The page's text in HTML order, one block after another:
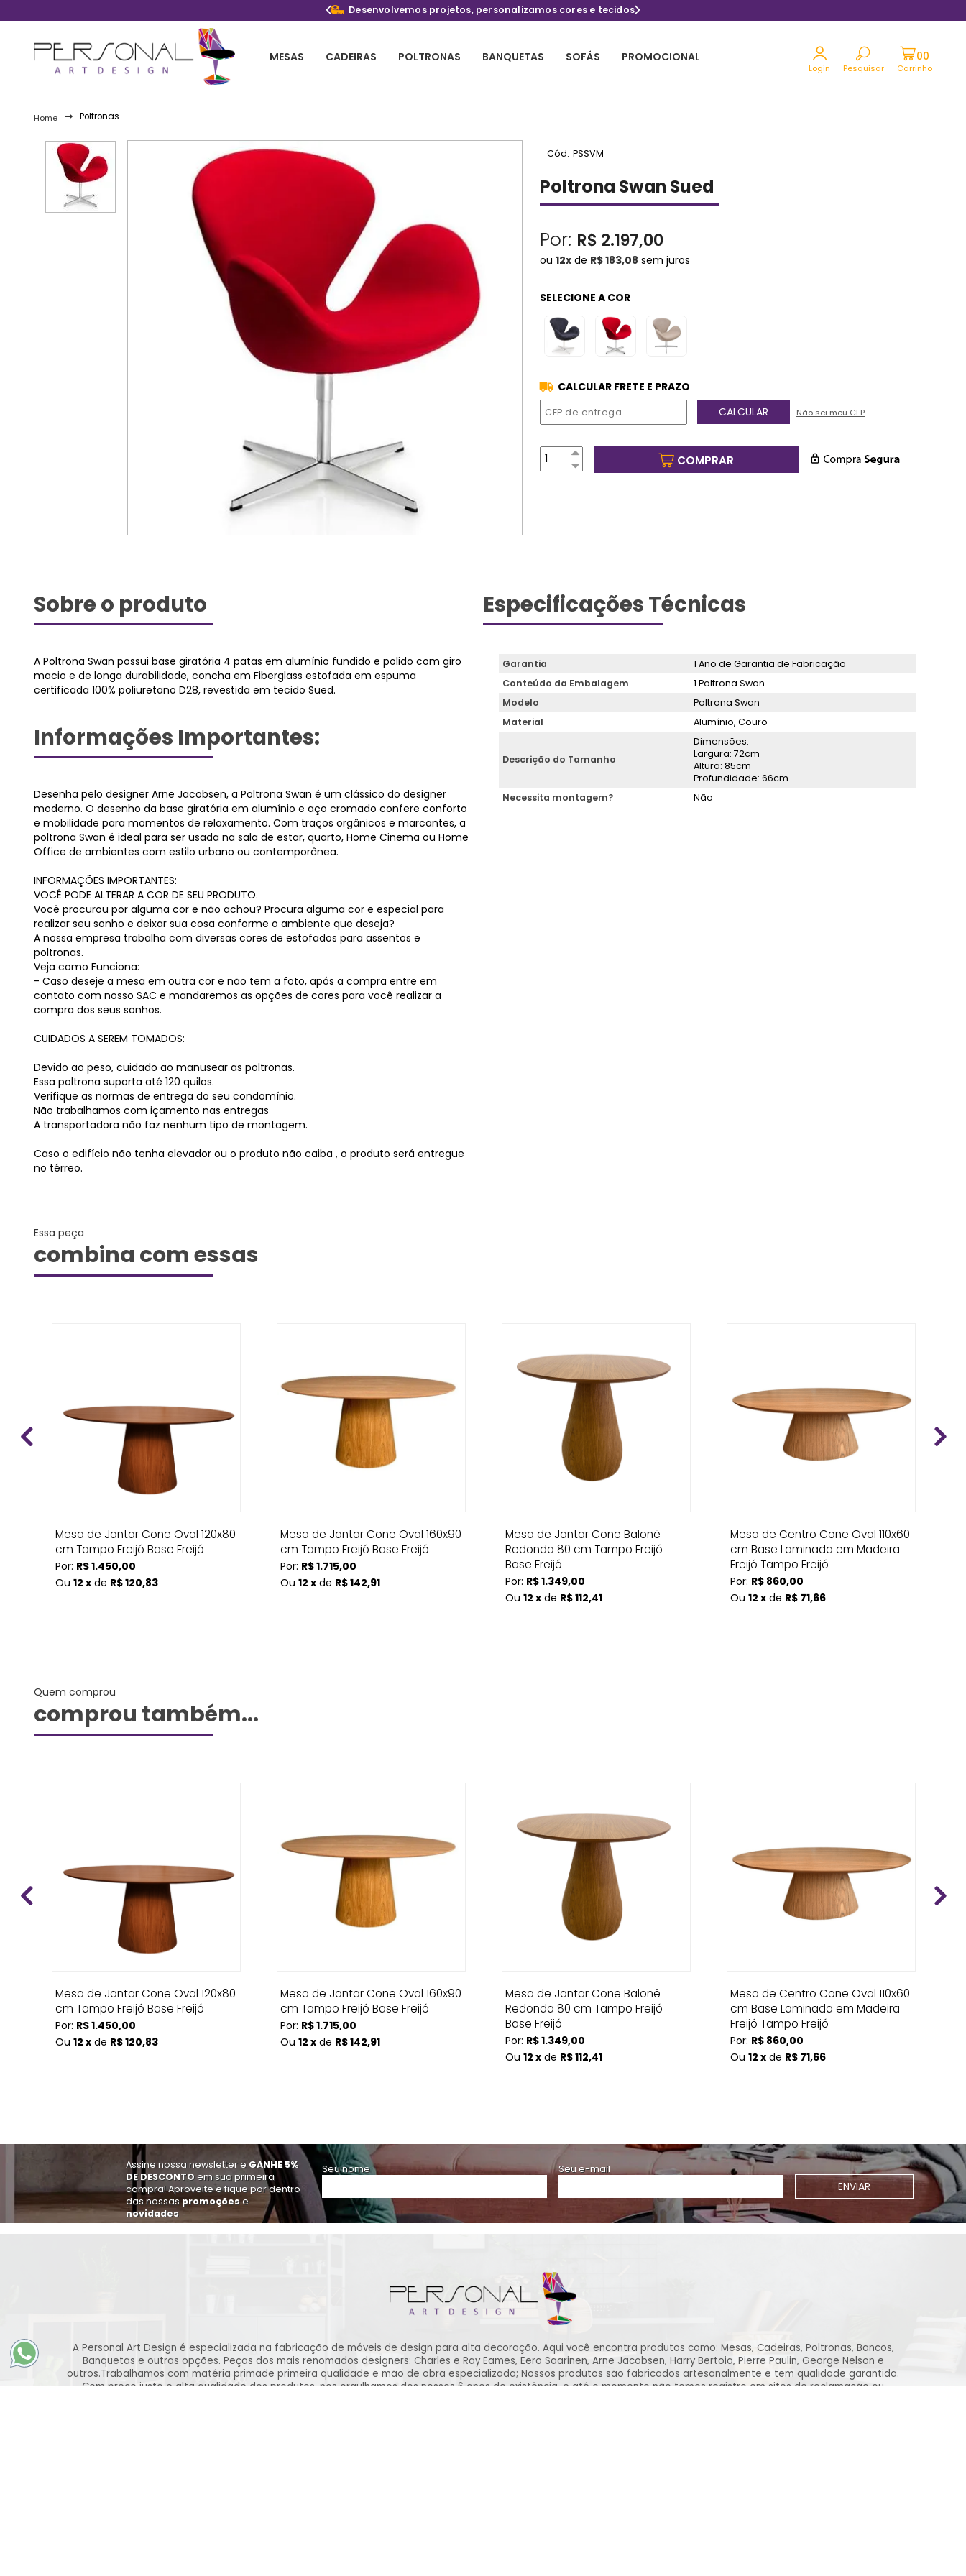
Desenvolvemos projetos, personalizamos cores e tecidos Parcele em até 12x sem juros no cartão
MESAS CADEIRAS POLTRONAS BANQUETAS SOFÁS PROMOCIONAL
Login Pesquisar Carrinho
Home Poltronas
Cód: PSSVM
Poltrona Swan Sued
Por: R$ 2.197,00
ou 12x de R$ 183,08 sem juros
CALCULAR FRETE E PRAZO
Não sei meu CEP
COMPRAR
Sobre o produto
A Poltrona Swan possui base giratória 4 patas em alumínio fundido e polido com giro
macio e de longa durabilidade, concha em Fiberglass estofada em espuma
certificada 100% poliuretano D28, revestida em tecido Sued.
Informações Importantes:
Desenha pelo designer Arne Jacobsen, a Poltrona Swan é um clássico do designer
moderno. O desenho da base giratória em alumínio e aço cromado confere conforto
e mobilidade para momentos de relaxamento. Com traços orgânicos e marcantes, a
poltrona Swan é ideal para ser usada na sala de estar, quarto, Home Cinema ou Home
Office de ambientes com estilo urbano ou contemporânea.
INFORMAÇÕES IMPORTANTES:
VOCÊ PODE ALTERAR A COR DE SEU PRODUTO.
Você procurou por alguma cor e não achou? Procura alguma cor e especial para
realizar seu sonho e deixar sua cosa conforme o ambiente que deseja?
A nossa empresa trabalha com diversas cores de estofados para assentos e
poltronas.
Veja como Funciona:
- Caso deseje a mesa em outra cor e não tem a foto, após a compra entre em
contato com nosso SAC e mandaremos as opções de cores para você realizar a
compra dos seus sonhos.
CUIDADOS A SEREM TOMADOS:
Devido ao peso, cuidado ao manusear as poltronas.
Essa poltrona suporta até 120 quilos.
Verifique as normas de entrega do seu condomínio.
Não trabalhamos com içamento nas entregas
A transportadora não faz nenhum tipo de montagem.
Caso o edifício não tenha elevador ou o produto não caiba , o produto será entregue
no térreo.
Especificações Técnicas
Garantia
1 Ano de Garantia de Fabricação
Conteúdo da Embalagem
1 Poltrona Swan
Modelo
Poltrona Swan
Material
Alumínio, Couro
Descrição do Tamanho
Dimensões:
Largura: 72cm
Altura: 85cm
Profundidade: 66cm
Necessita montagem?
Não
Essa peça
combina com essas
Mesa de Jantar Cone Oval 120x80
cm Tampo Freijó Base Freijó
Por: R$ 1.450,00
Ou 12 x de R$ 120,83
Mesa de Jantar Cone Oval 160x90
cm Tampo Freijó Base Freijó
Por: R$ 1.715,00
Ou 12 x de R$ 142,91
Mesa de Jantar Cone Balonê
Redonda 80 cm Tampo Freijó
Base Freijó
Por: R$ 1.349,00
Ou 12 x de R$ 112,41
Mesa de Centro Cone Oval 110x60
cm Base Laminada em Madeira
Freijó Tampo Freijó
Por: R$ 860,00
Ou 12 x de R$ 71,66
Quem comprou
comprou também...
Mesa de Jantar Cone Oval 120x80
cm Tampo Freijó Base Freijó
Por: R$ 1.450,00
Ou 12 x de R$ 120,83
Mesa de Jantar Cone Oval 160x90
cm Tampo Freijó Base Freijó
Por: R$ 1.715,00
Ou 12 x de R$ 142,91
Mesa de Jantar Cone Balonê
Redonda 80 cm Tampo Freijó
Base Freijó
Por: R$ 1.349,00
Ou 12 x de R$ 112,41
Mesa de Centro Cone Oval 110x60
cm Base Laminada em Madeira
Freijó Tampo Freijó
Por: R$ 860,00
Ou 12 x de R$ 71,66
Assine nossa newsletter e GANHE 5%
DE DESCONTOem sua primeira
compra! Aproveite e fique por dentro
das nossas promoçõese
novidades.
Seu nome Seu e-mail
ENVIAR
A Personal Art Design é especializada na fabricação de móveis de design para alta decoração. Aqui você encontra produtos como: Mesas, Cadeiras, Poltronas, Bancos,
Banquetas e outras opções. Peças dos mais renomados designers: Charles e Ray Eames, Eero Saarinen, Arne Jacobsen, Harry Bertoia, Pierre Paulin, George Nelson e
outros.Trabalhamos com matéria primade primeira qualidade e mão de obra especializada; Nossos produtos são fabricados artesanalmente e tem qualidade garantida.
Com preço justo e alta qualidade dos produtos, nos orgulhamos dos nossos 6 anos de existência, e até o momento não temos registro em sites de reclamação ou